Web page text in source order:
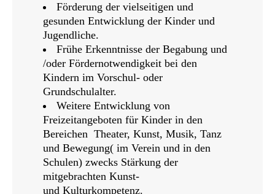
Förderung der vielseitigen und
gesunden Entwicklung der Kinder und
Jugendliche.
Frühe Erkenntnisse der Begabung und
/oder Fördernotwendigkeit bei den
Kindern im Vorschul- oder
Grundschulalter.
Weitere Entwicklung von
Freizeitangeboten für Kinder in den
Bereichen Theater, Kunst, Musik, Tanz
und Bewegung( im Verein und in den
Schulen) zwecks Stärkung der
mitgebrachten Kunst-
und Kulturkompetenz.